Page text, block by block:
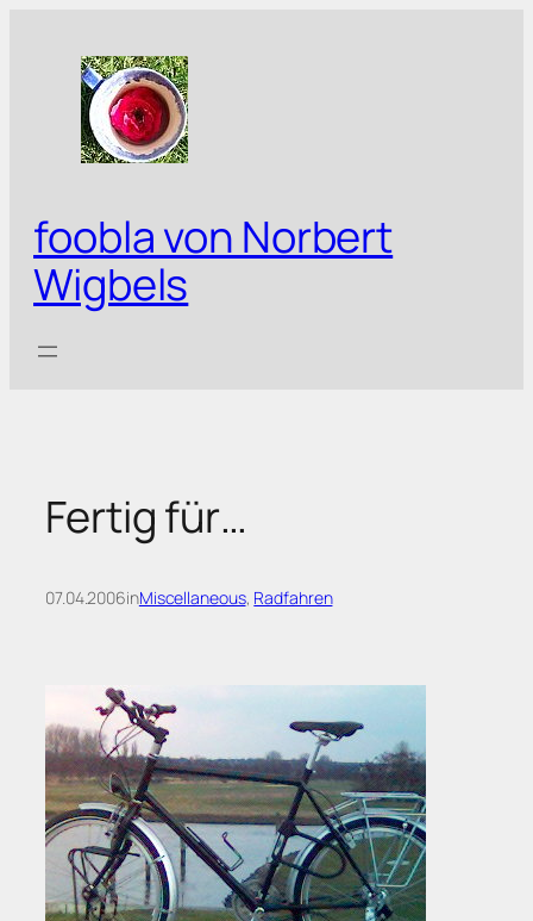
springen
foobla von Norbert
Wigbels
Fertig für…
07.04.2006inMiscellaneous, Radfahren